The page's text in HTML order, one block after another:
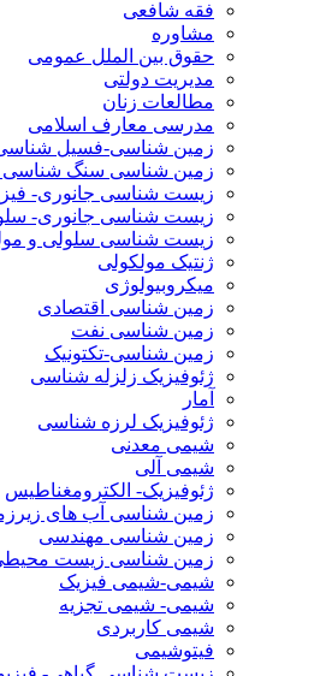
فقه شافعی
مشاوره
حقوق بین الملل عمومی
مدیریت دولتی
مطالعات زنان
مدرسی معارف اسلامی
زمین شناسی-فسیل
زمین شناسی سنگ شناسی
زیست شناسی جانوری-
زیست شناسی جانوری-
زیست شناسی سلولی و
ژنتیک مولکولی
میکروبیولوژی
زمین شناسی اقتصادی
زمین شناسی نفت
زمین شناسی-تکتونیک
ژئوفیزیک زلزله شناسی
آمار
ژئوفیزیک لرزه شناسی
شیمی معدنی
شیمی آلی
ژئوفیزیک- الکترومغناطیس
زمین شناسی آب های
زمین شناسی مهندسی
زمین شناسی زیست
شیمی-شیمی فیزیک
شیمی- شیمی تجزیه
شیمی کاربردی
فیتوشیمی